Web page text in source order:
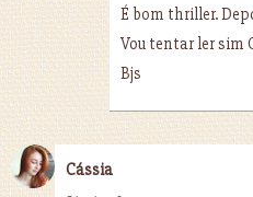
É bom thriller.
Vou tentar ler sim
Bjs
Cássia